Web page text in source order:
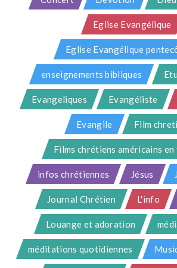
Eglise Evangélique
Eglise Evangélique
enseignements bibliques
Evangeliques Evangéliste
Evangile Film
Films chrétiens américains
infos chrétiennes Jésus
Journal Chrétien L'info
Louange et adoration
méditations quotidiennes